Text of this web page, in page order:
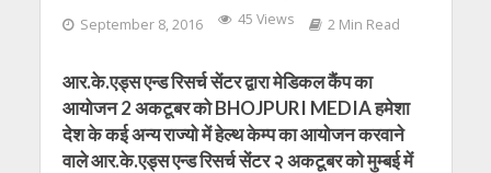
September 8, 2016 45 Views 2 Min Read
आर.के.एड्स एन्ड रिसर्च सेंटर द्वारा मेडिकल कैंप का
आयोजन 2 अकटूबर को BHOJPURI MEDIA हमेशा
देश के कई अन्य राज्यो में हेल्थ केम्प का आयोजन करवाने
वाले आर.के.एड्स एन्ड रिसर्च सेंटर २ अकटूबर को मुम्बई में